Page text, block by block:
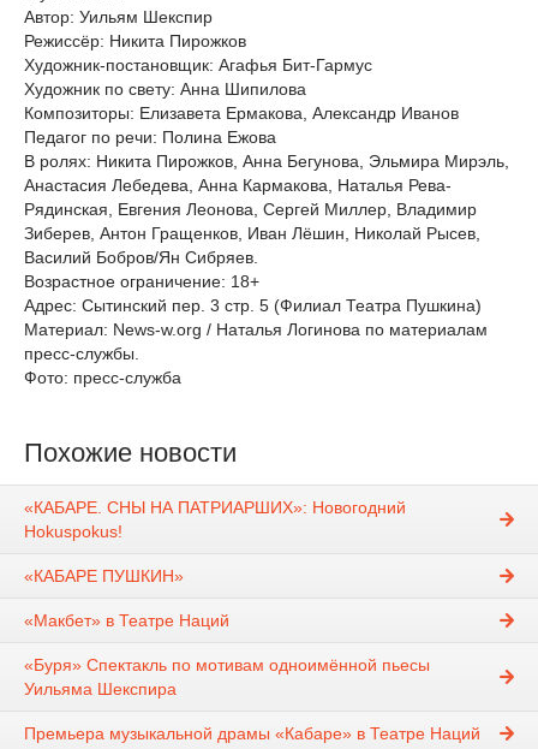
Автор: Уильям Шекспир
Режиссёр: Никита Пирожков
Художник-постановщик: Агафья Бит-Гармус
Художник по свету: Анна Шипилова
Композиторы: Елизавета Ермакова, Александр Иванов
Педагог по речи: Полина Ежова
В ролях: Никита Пирожков, Анна Бегунова, Эльмира Мирэль,
Анастасия Лебедева, Анна Кармакова, Наталья Рева-
Рядинская, Евгения Леонова, Сергей Миллер, Владимир
Зиберев, Антон Гращенков, Иван Лёшин, Николай Рысев,
Василий Бобров/Ян Сибряев.
Возрастное ограничение: 18+
Адрес: Сытинский пер. 3 стр. 5 (Филиал Театра Пушкина)
Материал: News-w.org / Наталья Логинова по материалам
пресс-службы.
Фото: пресс-служба
Похожие новости
«КАБАРЕ. СНЫ НА ПАТРИАРШИХ»: Новогодний
Hokuspokus!
«КАБАРЕ ПУШКИН»
«Макбет» в Театре Наций
«Буря» Спектакль по мотивам одноимённой пьесы
Уильяма Шекспира
Премьера музыкальной драмы «Кабаре» в Театре Наций